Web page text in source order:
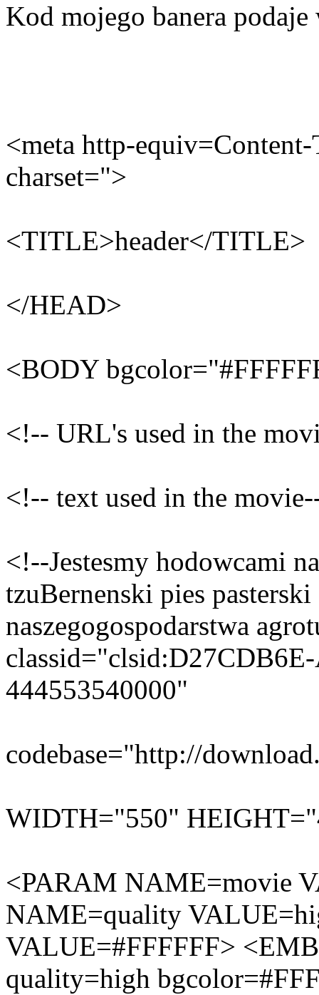
Kod mojego banera podaje
<meta http-
charset=">
<TITLE>header</TITLE>
</HEAD>
<BODY
<!-- URL's used in the
<!-- text used in the
<!--Jestesmy hodowcami
tzuBernenski pies
naszegogospodarstwa
444553540000"
codebase="http://
WIDTH="550"
<PARAM NAME=movie
NAME=quality
VALUE=#FFFFFF>
quality=high